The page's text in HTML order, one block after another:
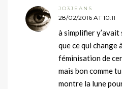
JO3JEANS
28/02/2016 AT 10:11
à simplifier
que ce qui change
féminisation de
mais bon comme
montre la lune